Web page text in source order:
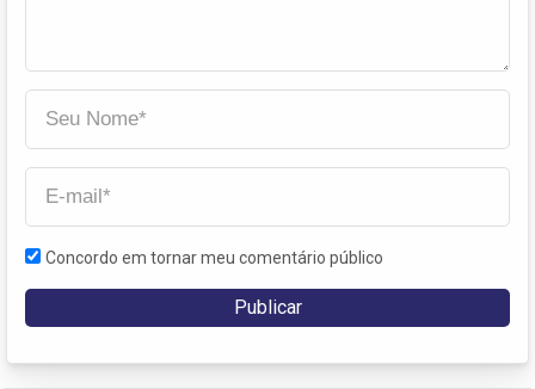
Concordo em tornar meu comentário público